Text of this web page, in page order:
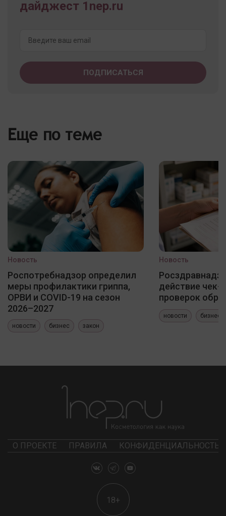
дайджест 1nep.ru
Еще по теме
Новость
Роспотребнадзор определил
меры профилактики гриппа,
ОРВИ и COVID-19 на сезон
2026–2027
новости бизнес закон
Новость
действие чек-
проверок
новости бизнес
О ПРОЕКТЕ ПРАВИЛА КОНФИДЕНЦИАЛЬНОСТЬ
18+